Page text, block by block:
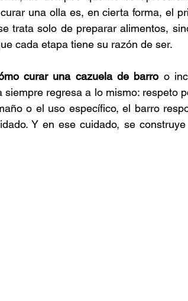
una olla es, en cierta forma, el
trata solo de preparar alimentos,
cada etapa tiene su razón de ser.
curar una cazuela de barro
siempre regresa a lo mismo: respeto
o el uso específico, el barro
Y en ese cuidado, se